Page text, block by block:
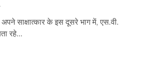
साक्षात्कार के इस दूसरे भाग में, एस.वी.
रहे...